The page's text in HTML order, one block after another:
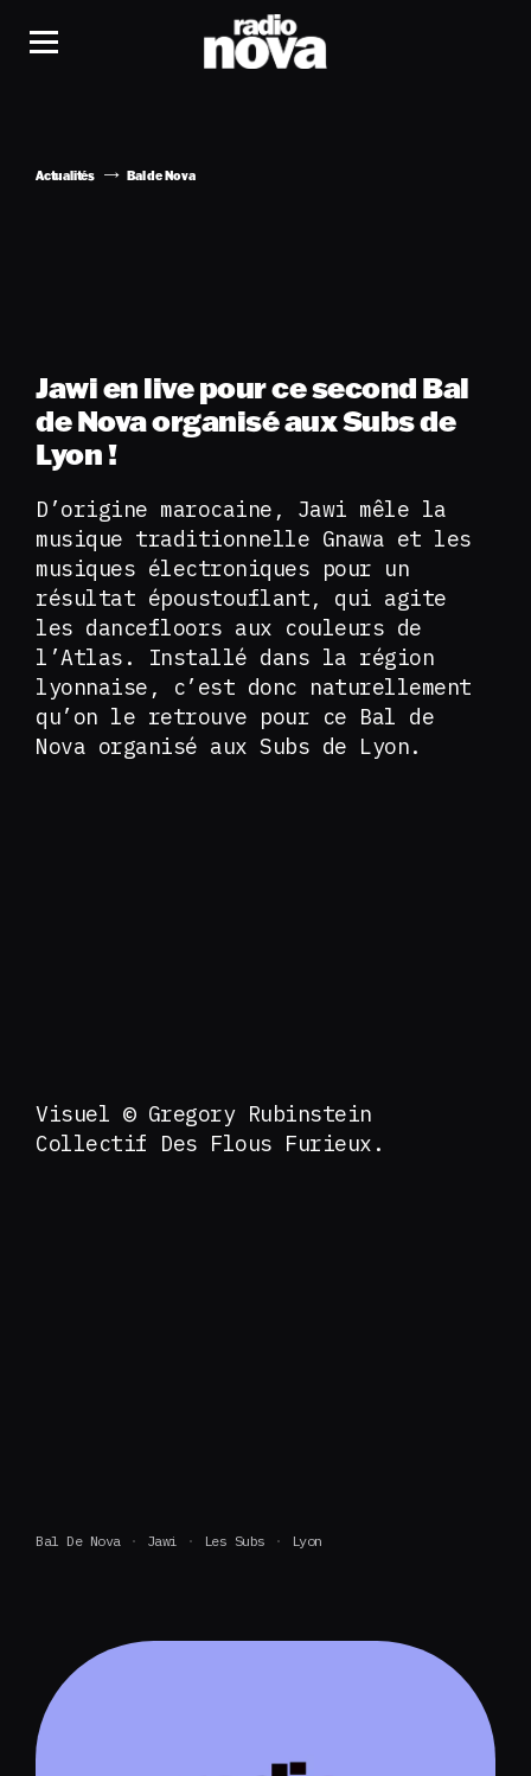
Actualités Bal de Nova
Jawi en live pour ce second Bal
de Nova organisé aux Subs de
Lyon !
D’origine marocaine, Jawi mêle la
musique traditionnelle Gnawa et les
musiques électroniques pour un
résultat époustouflant, qui agite
les dancefloors aux couleurs de
l’Atlas. Installé dans la région
lyonnaise, c’est donc naturellement
qu’on le retrouve pour ce Bal de
Nova organisé aux Subs de Lyon.
Visuel © Gregory Rubinstein
Collectif Des Flous Furieux.
Bal De Nova Jawi Les Subs Lyon